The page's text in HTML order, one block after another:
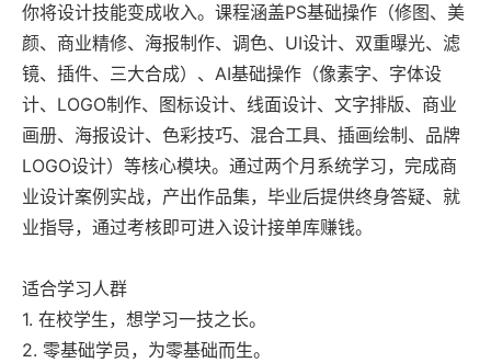
你将设计技能变成收入。课程涵盖PS基础操作（修图、美
颜、商业精修、海报制作、调色、UI设计、双重曝光、滤
镜、插件、三大合成）、AI基础操作（像素字、字体设
计、LOGO制作、图标设计、线面设计、文字排版、商业
画册、海报设计、色彩技巧、混合工具、插画绘制、品牌
LOGO设计）等核心模块。通过两个月系统学习，完成商
业设计案例实战，产出作品集，毕业后提供终身答疑、就
业指导，通过考核即可进入设计接单库赚钱。
适合学习人群
1. 在校学生，想学习一技之长。
2. 零基础学员，为零基础而生。